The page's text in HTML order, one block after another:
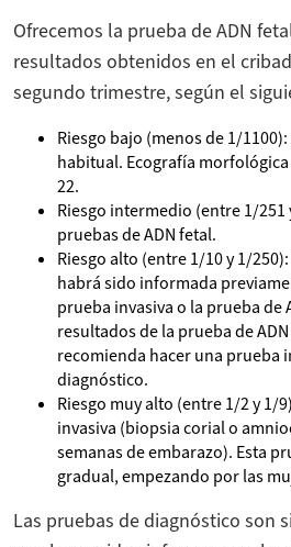
Ofrecemos la prueba de ADN
resultados obtenidos en el
segundo trimestre, según el
Riesgo bajo (menos de 1/
habitual. Ecografía
22.
Riesgo intermedio (entre 1/251
pruebas de ADN fetal.
Riesgo alto (entre 1/10 y 1/
habrá sido informada
prueba invasiva o la prueba de
resultados de la prueba de
recomienda hacer una prueba
diagnóstico.
Riesgo muy alto (entre 1/2 y 1/
invasiva (biopsia corial o
semanas de embarazo). Esta
gradual, empezando por las
Las pruebas de diagnóstico son